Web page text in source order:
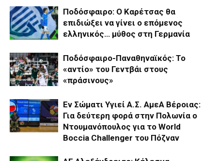
Ποδόσφαιρο: Ο Καρέτσας θα
επιδιώξει να γίνει ο επόμενος
ελληνικός… μύθος στη Γερμανία
Ποδόσφαιρο-Παναθηναϊκός: Το
«αντίο» του Γεντβάι στους
«πράσινους»
Εν Σώματι Υγιεί Α.Σ. ΑμεΑ Βέροιας:
Για δεύτερη φορά στην Πολωνία ο
Ντουμανόπουλος για το World
Boccia Challenger του Πόζναν